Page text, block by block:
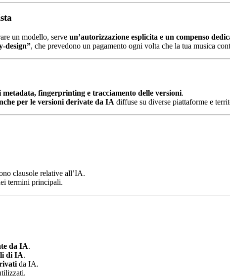
un modello, serve un’autorizzazione esplicita e un compenso
design”, che prevedono un pagamento ogni volta che la tua musica
metadata, fingerprinting e tracciamento delle versioni.
per le versioni derivate da IA diffuse su diverse piattaforme e
clausole relative all’IA.
termini principali.
da IA.
di IA.
da IA.